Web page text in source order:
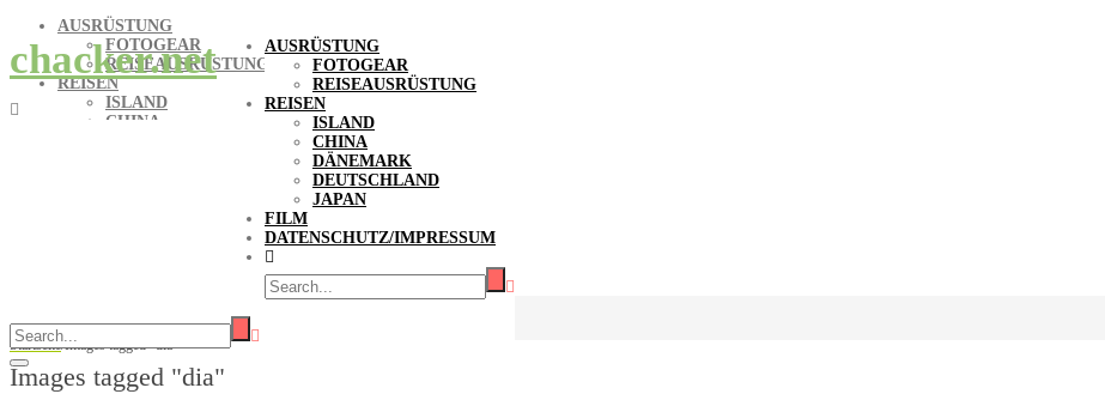
chacker.net
AUSRÜSTUNG
FOTOGEAR
REISEAUSRÜSTUNG
REISEN
ISLAND
CHINA
DÄNEMARK
DEUTSCHLAND
JAPAN
FILM
DATENSCHUTZ/IMPRESSUM
AUSRÜSTUNG
FOTOGEAR
REISEAUSRÜSTUNG
REISEN
ISLAND
CHINA
DATENSCHUTZ/IMPRESSUM
Startseite/Images tagged "dia"
Images tagged "dia"